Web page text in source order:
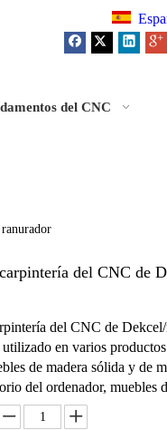
del CNC
del CNC de
del CNC de
en varios
de madera sólida y de
del ordenador, muebles